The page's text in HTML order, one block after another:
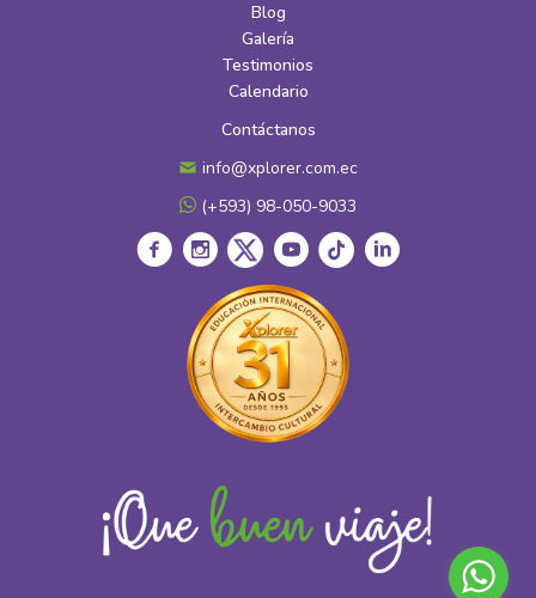
Blog
Galería
Testimonios
Calendario
Contáctanos
info@xplorer.com.ec
(+593) 98-050-9033